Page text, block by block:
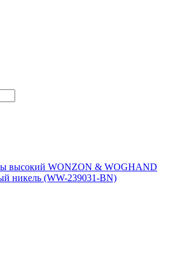
высокий WONZON & WOGHAND
никель (WW-239031-BN)